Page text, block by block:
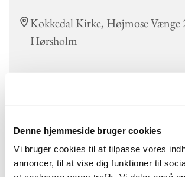
Denne hjemmeside bruger cookies
Vi bruger cookies til at tilpasse vores
annoncer, til at vise dig funktioner til
Kokkedal Kirke, Højmose Vænge
Hørsholm
Der er lektiecafé hver mandag kl. 16.00 i
udfordringer.
Lektiecaféen drives af en gruppe engagerede
forskellige baggrunde, herunder pensionerede
og frivillige fra andre fagområder.